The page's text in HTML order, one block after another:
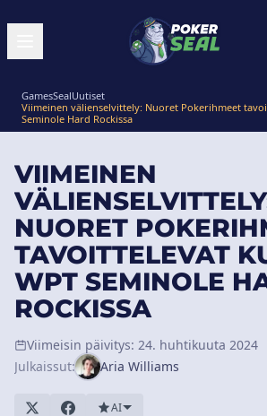
GamesSealUutiset
Viimeinen välienselvittely: Nuoret Pokerihmeet
Seminole Hard Rockissa
VIIMEINEN
NUORET
TAVOITTELEVAT
WPT SEMINOLE
ROCKISSA
Viimeisin päivitys: 24. huhtikuuta 2024
Julkaissut:
Aria Williams
AI